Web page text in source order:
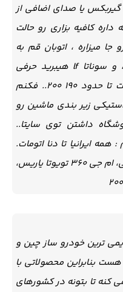
یا صدای اضافی از
کافیه بزاری رو حالت
جا میزاره ، اتوبان قم به
تهران ، نیسان جوک اسپرت، chr، و سوناتا lf هیبرید حرفی
نداشتن بزن تو دور گیری و سرعت تا حدود ۱۹۰ ۲۰۰.. فکنم
زیر بندی ماشین رو
داشتن توی سایتا..
ایرانیا تا دنا اتومات.
چینی ها: اریزو جدید، ام جی جی تی، ام جی ۳۶۰ تویوتا یاریس،
ترین خودرو ساز چین و
بنابراین محصولاتی با
کنه تا بتونه در کشورهای